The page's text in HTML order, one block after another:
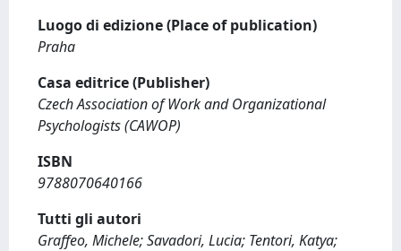
Luogo di edizione (Place of publication)
Praha
Casa editrice (Publisher)
Czech Association of Work and Organizational
Psychologists (CAWOP)
ISBN
9788070640166
Tutti gli autori
Graffeo, Michele; Savadori, Lucia; Tentori, Katya;